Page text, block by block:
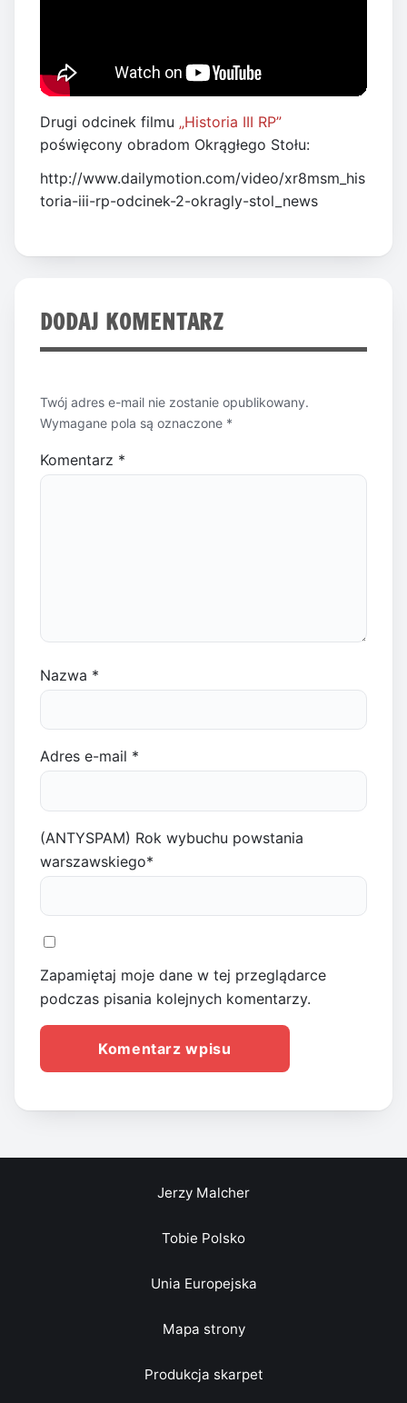
Drugi odcinek filmu „Historia III RP”
poświęcony obradom Okrągłego Stołu:
http://www.dailymotion.com/video/xr8msm_his
toria-iii-rp-odcinek-2-okragly-stol_news
DODAJ KOMENTARZ
Twój adres e-mail nie zostanie opublikowany.
Wymagane pola są oznaczone *
Komentarz *
Nazwa *
Adres e-mail *
(ANTYSPAM) Rok wybuchu powstania
warszawskiego*
Zapamiętaj moje dane w tej przeglądarce
podczas pisania kolejnych komentarzy.
Jerzy Malcher
Tobie Polsko
Unia Europejska
Mapa strony
Produkcja skarpet